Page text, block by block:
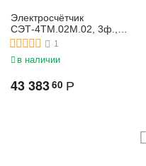
Электросчётчик
СЭТ-4ТМ.02М.02, 3ф.,
многофунк., 3*(57,7-
1
в наличии
43 38360 Р